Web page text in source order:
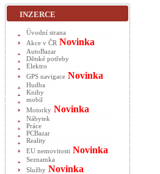
INZERCE
Úvodní strana
Akce v ČR Novinka
AutoBazar
Dětské potřeby
Elektro
GPS navigace Novinka
Hudba
Knihy
mobil
Motorky Novinka
Nábytek
Práce
PCBazar
Reality
EU nemovitosti Novinka
Seznamka
Služby Novinka